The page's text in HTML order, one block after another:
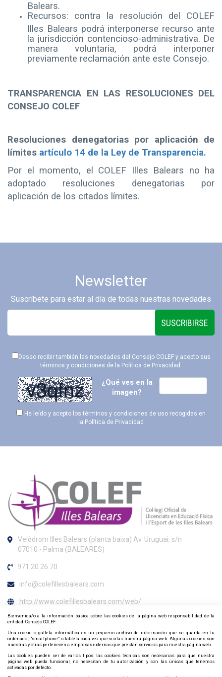
Balears.
Recursos: contra la resolución del COLEF
Illes Balears podrá interponerse recurso ante
la jurisdicción contencioso-administrativa. De
manera voluntaria, podrá interponer
previamente reclamación ante este Consejo.
TRANSPARENCIA EN LAS RESOLUCIONES DEL
CONSEJO COLEF
Resoluciones denegatorias por aplicación de
límites artículo 14 de la Ley de Transparencia.
Por el momento, el COLEF Illes Balears no ha
adoptado resoluciones denegatorias por
aplicación de los citados límites.
Newsletter
Suscríbete para estar al día de todas nuestras novedades
SUSCRIBIRSE
Deseo recibir también las novedades del Consejo COLEF y acepto sus
términos y condiciones de la Política de Privacidad .
¿Qué ves en la
imagen?
He leído y acepto los términos y condiciones de uso recogidas en
la Política de Privacidad
Velòdrom Illes Balears (planta baixa) Av. Uruguai, s/n
07010 - Palma (BALEARES)
971 20 26 70
info@colefillesbalears.com
http://www.colefillesbalears.com/web/
Horario de atención al colegiado
Per atenció presencial, demanar cita prèvia
(info@colefillesbalears.com o gerencia@colefillesbalears.com)
Contacta y síguenos por redes sociales
Bienvenida/o a la información básica sobre las cookies de la página web responsabilidad de la
entidad: Consejo COLEF.
Una cookie o galleta informática es un pequeño archivo de información que se guarda en tu
ordenador, “smartphone” o tableta cada vez que visitas nuestra página web. Algunas cookies son
nuestras y otras pertenecen a empresas externas que prestan servicios para nuestra página web.
Las cookies pueden ser de varios tipos: las cookies técnicas son necesarias para que nuestra
página web pueda funcionar, no necesitan de tu autorización y son las únicas que tenemos
activadas por defecto.